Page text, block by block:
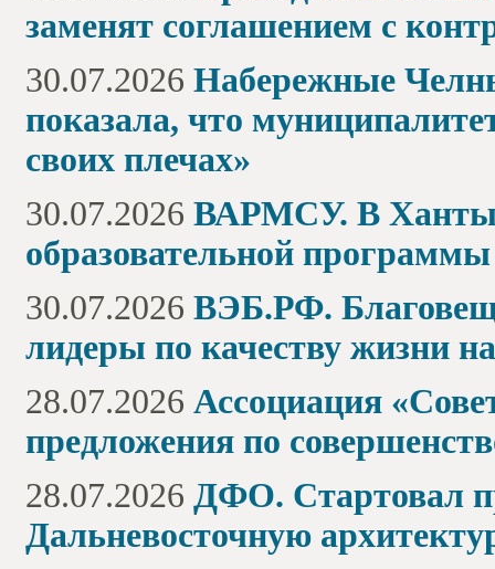
заменят соглашением с
30.07.2026 Набережные
показала, что
своих плечах»
30.07.2026 ВАРМСУ. В
образовательной
30.07.2026 ВЭБ.РФ.
лидеры по качеству жизни
28.07.2026 Ассоциация
предложения по
28.07.2026 ДФО. Стартовал
Дальневосточную